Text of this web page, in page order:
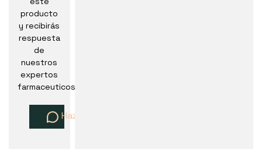
producto
y recibirás
respuesta
de
nuestros
expertos
farmaceuticos
Haz una pregunta